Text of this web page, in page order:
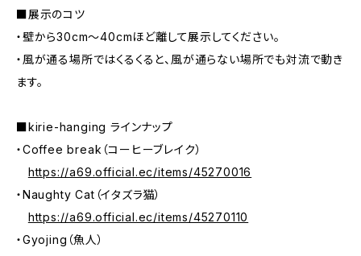
■展示のコツ
・壁から30cm～40cmほど離して展示してください。
・風が通る場所ではくるくると、風が通らない場所でも対流で動き
ます。
■kirie-hanging ラインナップ
・Coffee break（コーヒーブレイク）
https://a69.official.ec/items/45270016
・Naughty Cat（イタズラ猫）
https://a69.official.ec/items/45270110
・Gyojing（魚人）